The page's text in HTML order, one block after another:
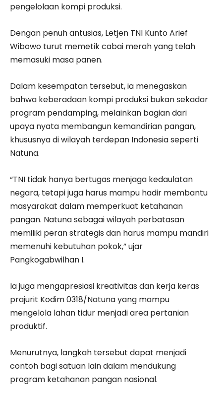
pengelolaan kompi produksi.
Dengan penuh antusias, Letjen TNI Kunto Arief
Wibowo turut memetik cabai merah yang telah
memasuki masa panen.
Dalam kesempatan tersebut, ia menegaskan
bahwa keberadaan kompi produksi bukan sekadar
program pendamping, melainkan bagian dari
upaya nyata membangun kemandirian pangan,
khususnya di wilayah terdepan Indonesia seperti
Natuna.
“TNI tidak hanya bertugas menjaga kedaulatan
negara, tetapi juga harus mampu hadir membantu
masyarakat dalam memperkuat ketahanan
pangan. Natuna sebagai wilayah perbatasan
memiliki peran strategis dan harus mampu mandiri
memenuhi kebutuhan pokok,” ujar
Pangkogabwilhan I.
Ia juga mengapresiasi kreativitas dan kerja keras
prajurit Kodim 0318/Natuna yang mampu
mengelola lahan tidur menjadi area pertanian
produktif.
Menurutnya, langkah tersebut dapat menjadi
contoh bagi satuan lain dalam mendukung
program ketahanan pangan nasional.